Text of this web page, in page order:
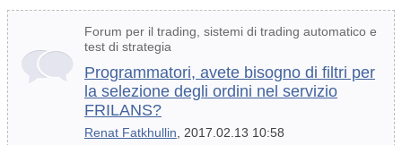
Forum per il trading, sistemi di trading automatico e
test di strategia
Programmatori, avete bisogno di filtri per
la selezione degli ordini nel servizio
FRILANS?
Renat Fatkhullin, 2017.02.13 10:58